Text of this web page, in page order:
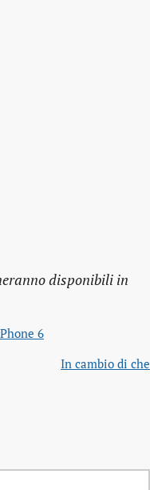
disponibili in
6
In cambio di che